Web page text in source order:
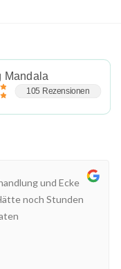
Mandala
105 Rezensionen
und Ecke
noch Stunden